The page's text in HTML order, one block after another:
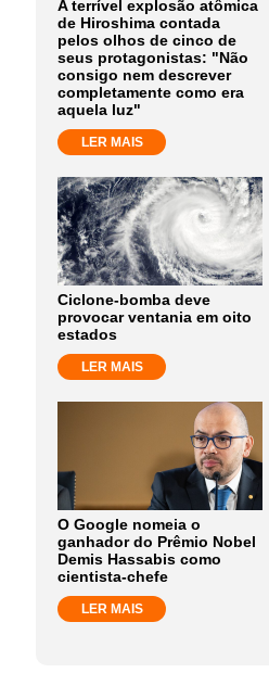
A terrível explosão atômica
de Hiroshima contada
pelos olhos de cinco de
seus protagonistas: "Não
consigo nem descrever
completamente como era
aquela luz"
LER MAIS
Ciclone-bomba deve
provocar ventania em oito
estados
LER MAIS
O Google nomeia o
ganhador do Prêmio Nobel
Demis Hassabis como
cientista-chefe
LER MAIS